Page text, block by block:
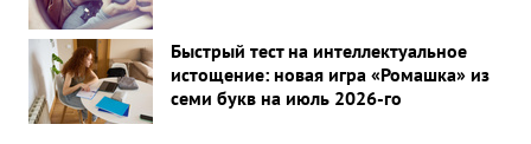
Быстрый тест на интеллектуальное
истощение: новая игра «Ромашка» из
семи букв на июль 2026-го